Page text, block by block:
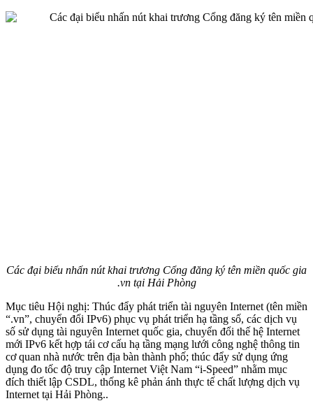
Các đại biểu nhấn nút khai trương Cổng đăng ký tên miền quốc gia
.vn tại Hải Phòng
Mục tiêu Hội nghị: Thúc đẩy phát triển tài nguyên Internet (tên miền
“.vn”, chuyển đổi IPv6) phục vụ phát triển hạ tầng số, các dịch vụ
số sử dụng tài nguyên Internet quốc gia, chuyển đổi thế hệ Internet
mới IPv6 kết hợp tái cơ cấu hạ tầng mạng lưới công nghệ thông tin
cơ quan nhà nước trên địa bàn thành phố; thúc đẩy sử dụng ứng
dụng đo tốc độ truy cập Internet Việt Nam “i-Speed” nhằm mục
đích thiết lập CSDL, thống kê phản ánh thực tế chất lượng dịch vụ
Internet tại Hải Phòng..